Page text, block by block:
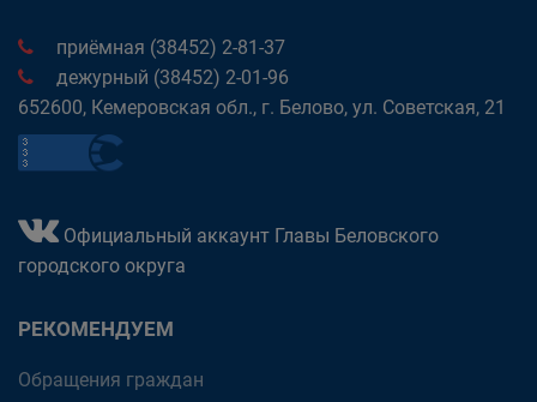
приёмная (38452) 2-81-37
дежурный (38452) 2-01-96
652600, Кемеровская обл., г. Белово, ул. Советская, 21
Официальный аккаунт Главы Беловского
городского округа
РЕКОМЕНДУЕМ
Обращения граждан